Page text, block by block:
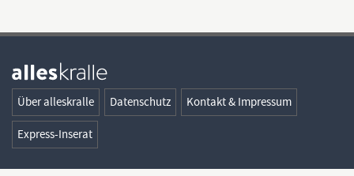
Über alleskralle Datenschutz Kontakt & Impressum
Express-Inserat